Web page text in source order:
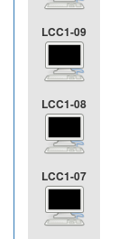
LCC1-09
LCC1-08
LCC1-07